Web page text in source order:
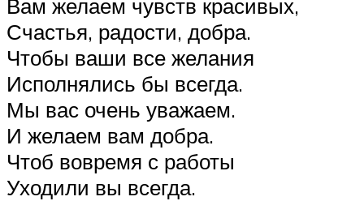
Вам желаем чувств красивых,
Счастья, радости, добра.
Чтобы ваши все желания
Исполнялись бы всегда.
Мы вас очень уважаем.
И желаем вам добра.
Чтоб вовремя с работы
Уходили вы всегда.